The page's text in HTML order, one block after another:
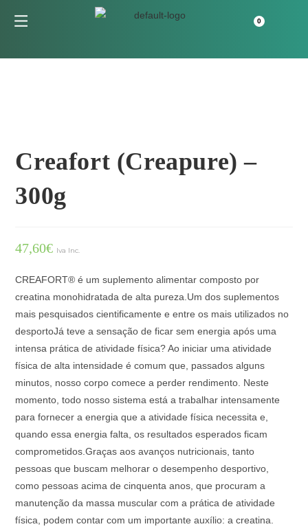
Creafort (Creapure) –
300g
47,60€ Iva Inc.
CREAFORT® é um suplemento alimentar composto por
creatina monohidratada de alta pureza.Um dos suplementos
mais pesquisados cientificamente e entre os mais utilizados no
desportoJá teve a sensação de ficar sem energia após uma
intensa prática de atividade física? Ao iniciar uma atividade
física de alta intensidade é comum que, passados alguns
minutos, nosso corpo comece a perder rendimento. Neste
momento, todo nosso sistema está a trabalhar intensamente
para fornecer a energia que a atividade física necessita e,
quando essa energia falta, os resultados esperados ficam
comprometidos.Graças aos avanços nutricionais, tanto
pessoas que buscam melhorar o desempenho desportivo,
como pessoas acima de cinquenta anos, que procuram a
manutenção da massa muscular com a prática de atividade
física, podem contar com um importante auxílio: a creatina.